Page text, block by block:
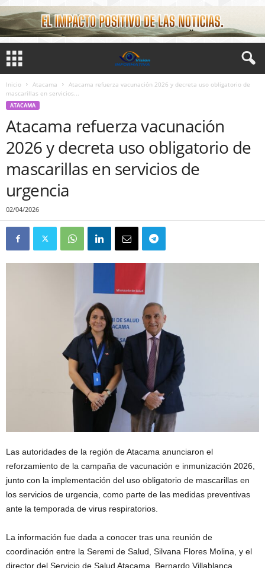
Inicio Atacama
Atacama refuerza vacunación 2026 y decreta uso obligatorio de
mascarillas en servicios...
ATACAMA
Atacama refuerza vacunación
2026 y decreta uso obligatorio de
mascarillas en servicios de
urgencia
02/04/2026
Las autoridades de la región deAtacama anunciaron el
reforzamiento de la campaña de vacunación e inmunización 2026,
junto con la implementación del uso obligatorio de mascarillas en
los servicios de urgencia, como parte de las medidas preventivas
ante la temporada de virus respiratorios.
La información fue dada a conocer tras una reunión de
coordinación entre la Seremi de Salud, Silvana Flores Molina, y el
director del Servicio de Salud Atacama, Bernardo Villablanca